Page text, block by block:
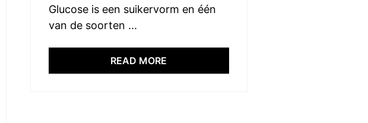
Glucose is een suikervorm en één
van de soorten ...
READ MORE